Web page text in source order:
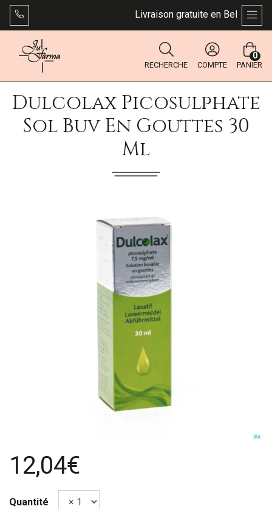
Livraison gratuite en Belgique
RECHERCHE COMPTE PANIER
0
Dulcolax Picosulphate
Sol Buv En Gouttes 30
Ml
12,04€
Quantité